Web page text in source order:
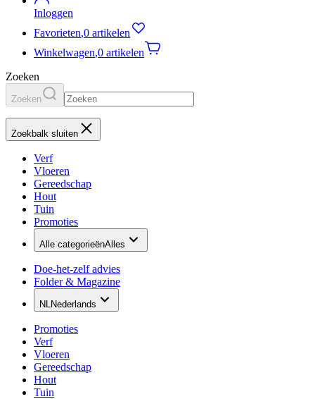
Inloggen
Favorieten,0 artikelen
Winkelwagen,0 artikelen
Zoeken
Zoeken
Zoekbalk sluiten
Verf
Vloeren
Gereedschap
Hout
Tuin
Promoties
Alle categorieënAlles
Doe-het-zelf advies
Folder & Magazine
NLNederlands
Promoties
Verf
Vloeren
Gereedschap
Hout
Tuin